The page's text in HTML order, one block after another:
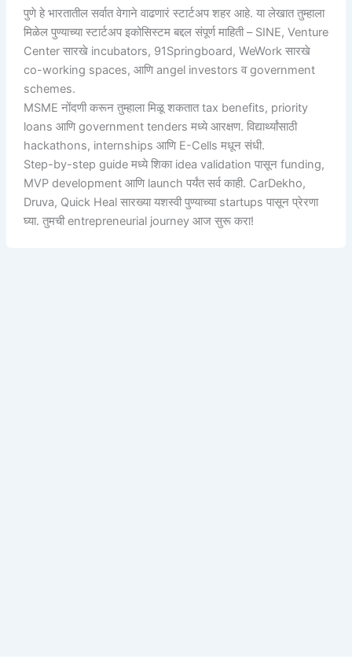
पुणे हे भारतातील सर्वात वेगाने वाढणारं स्टार्टअप शहर आहे. या लेखात तुम्हाला
मिळेल पुण्याच्या स्टार्टअप इकोसिस्टम बद्दल संपूर्ण माहिती – SINE, Venture
Center सारखे incubators, 91Springboard, WeWork सारखे
co-working spaces, आणि angel investors व government
schemes.
MSME नोंदणी करून तुम्हाला मिळू शकतात tax benefits, priority
loans आणि government tenders मध्ये आरक्षण. विद्यार्थ्यांसाठी
hackathons, internships आणि E-Cells मधून संधी.
Step-by-step guide मध्ये शिका idea validation पासून funding,
MVP development आणि launch पर्यंत सर्व काही. CarDekho,
Druva, Quick Heal सारख्या यशस्वी पुण्याच्या startups पासून प्रेरणा
घ्या. तुमची entrepreneurial journey आज सुरू करा!